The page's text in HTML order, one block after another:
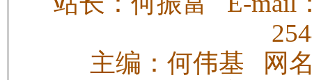
主编：何伟基 网